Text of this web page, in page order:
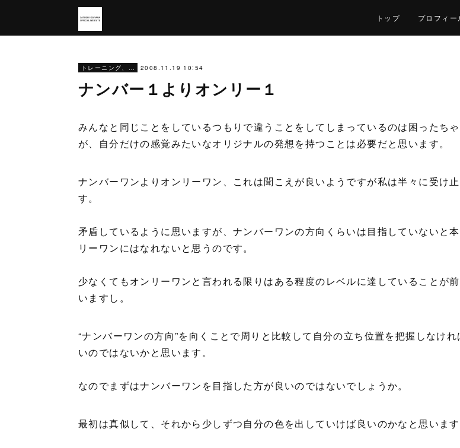
トップ プロフィー
トレーニング、仕事 2008.11.19 10:54
ナンバー１よりオンリー１
みんなと同じことをしているつもりで違うことをしてしまっているのは困ったち
が、自分だけの感覚みたいなオリジナルの発想を持つことは必要だと思います。
ナンバーワンよりオンリーワン、これは聞こえが良いようですが私は半々に受け
す。
矛盾しているように思いますが、ナンバーワンの方向くらいは目指していないと
リーワンにはなれないと思うのです。
少なくてもオンリーワンと言われる限りはある程度のレベルに達していることが
いますし。
“ナンバーワンの方向”を向くことで周りと比較して自分の立ち位置を把握しなけれ
いのではないかと思います。
なのでまずはナンバーワンを目指した方が良いのではないでしょうか。
最初は真似して、それから少しずつ自分の色を出していけば良いのかなと思います